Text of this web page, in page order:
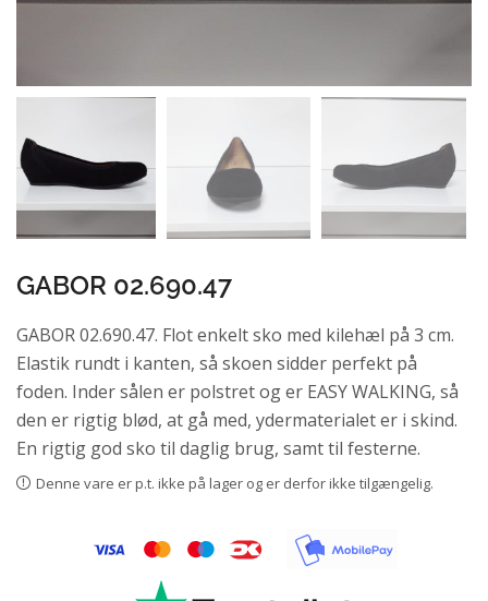
GABOR 02.690.47
GABOR 02.690.47. Flot enkelt sko med kilehæl på 3 cm.
Elastik rundt i kanten, så skoen sidder perfekt på
foden. Inder sålen er polstret og er EASY WALKING, så
den er rigtig blød, at gå med, ydermaterialet er i skind.
En rigtig god sko til daglig brug, samt til festerne.
Denne vare er p.t. ikke på lager og er derfor ikke tilgængelig.